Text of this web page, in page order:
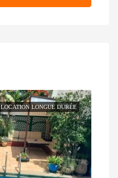
LOCATION LONGUE DURÉE